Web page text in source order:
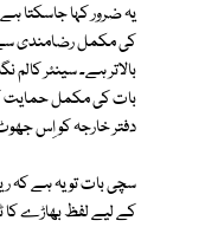
یہ ضرور کہا جاسکتا
کی مکمل رضامندی سے
بالاتر ہے۔ سینئر
بات کی مکمل حمایت
دفتر خارجہ کو اِس
سچی بات تو یہ ہے کہ
کے لیے لفظ بھاڑے کا